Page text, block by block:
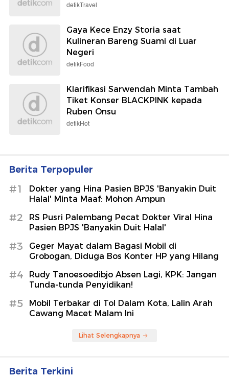
detikTravel
Gaya Kece Enzy Storia saat
Kulineran Bareng Suami di Luar
Negeri
detikFood
Klarifikasi Sarwendah Minta Tambah
Tiket Konser BLACKPINK kepada
Ruben Onsu
detikHot
Berita Terpopuler
#1
Dokter yang Hina Pasien BPJS 'Banyakin Duit
Halal' Minta Maaf: Mohon Ampun
#2
RS Pusri Palembang Pecat Dokter Viral Hina
Pasien BPJS 'Banyakin Duit Halal'
#3
Geger Mayat dalam Bagasi Mobil di
Grobogan, Diduga Bos Konter HP yang Hilang
#4
Rudy Tanoesoedibjo Absen Lagi, KPK: Jangan
Tunda-tunda Penyidikan!
#5
Mobil Terbakar di Tol Dalam Kota, Lalin Arah
Cawang Macet Malam Ini
Lihat Selengkapnya
Berita Terkini